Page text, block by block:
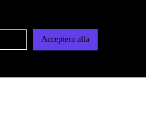
Acceptera alla